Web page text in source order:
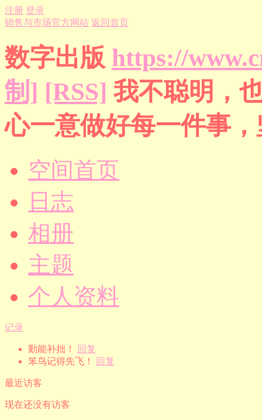
注册 登录
销售与市场官方网站 返回首页
数字出版 https://
制] [RSS] 我不聪明，
心一意做好每一件事
空间首页
日志
相册
主题
个人资料
记录
勤能补拙！
回复
笨鸟记得先飞！
回复
最近访客
现在还没有访客